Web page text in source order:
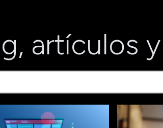
artículos